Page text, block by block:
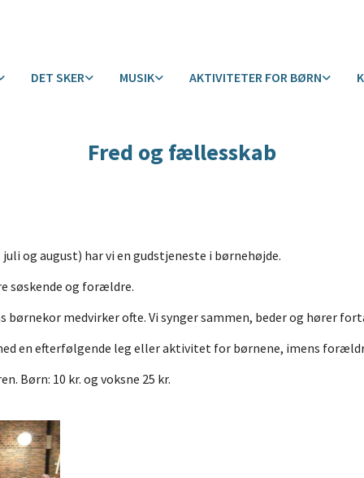
DET SKER MUSIK AKTIVITETER FOR BØRN
Fred og fællesskab
og august) har vi en gudstjeneste i børnehøjde.
søskende og forældre.
børnekor medvirker ofte. Vi synger sammen, beder og hører
en efterfølgende leg eller aktivitet for børnene, imens
Børn: 10 kr. og voksne 25 kr.